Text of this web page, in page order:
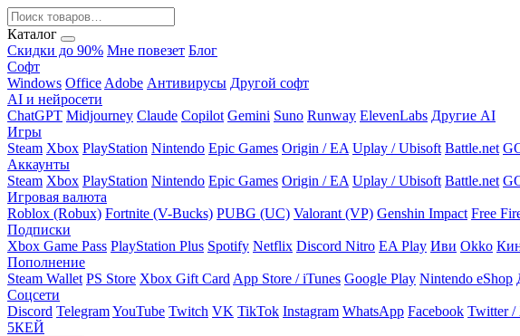
Каталог
Скидки до 90% Мне повезет Блог
Софт
Windows Office Adobe Антивирусы Другой софт
AI и нейросети
ChatGPT Midjourney Claude Copilot Gemini Suno Runway ElevenLabs Другие AI
Игры
Steam Xbox PlayStation Nintendo Epic Games Origin / EA Uplay / Ubisoft Battle.net
Аккаунты
Steam Xbox PlayStation Nintendo Epic Games Origin / EA Uplay / Ubisoft Battle.net
Игровая валюта
Roblox (Robux) Fortnite (V-Bucks) PUBG (UC) Valorant (VP) Genshin Impact Free
Подписки
Xbox Game Pass PlayStation Plus Spotify Netflix Discord Nitro EA Play Иви Okko
Пополнение
Steam Wallet PS Store Xbox Gift Card App Store / iTunes Google Play Nintendo eShop
Соцсети
Discord TelegramYouTube Twitch VK TikTok Instagram WhatsApp Facebook Twitter /
5КЕЙ